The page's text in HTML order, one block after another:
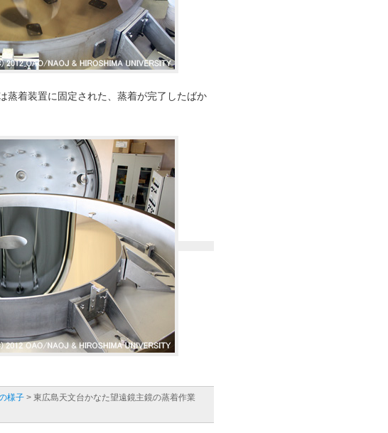
蒸着装置に固定された、蒸着が完了したばか
様子 > 東広島天文台かなた望遠鏡主鏡の蒸着作業